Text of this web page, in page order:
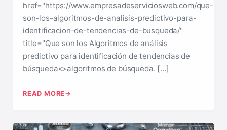
href="https://www.empresadeserviciosweb.com/que-
son-los-algoritmos-de-analisis-predictivo-para-
identificacion-de-tendencias-de-busqueda/"
title="Que son los Algoritmos de análisis
predictivo para identificación de tendencias de
búsqueda«>algoritmos de búsqueda. […]
READ MORE